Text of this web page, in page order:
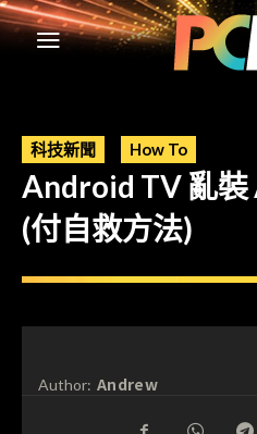
科技新聞 How To
Android TV 亂裝
(付自救方法)
Author: Andrew